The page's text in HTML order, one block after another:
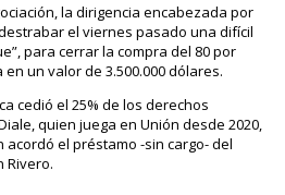
la dirigencia encabezada por
el viernes pasado una difícil
para cerrar la compra del 80 por
un valor de 3.500.000 dólares.
cedió el 25% de los derechos
quien juega en Unión desde 2020,
acordó el préstamo -sin cargo- del
Rivero.